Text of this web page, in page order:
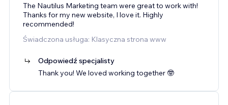
The Nautilus Marketing team were great to work with!
Thanks for my new website, I love it. Highly
recommended!
Świadczona usługa: Klasyczna strona www
Odpowiedź specjalisty
Thank you! We loved working together 🤓